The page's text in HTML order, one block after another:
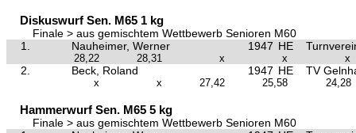
Diskuswurf Sen. M65 1 kg
Finale > aus gemischtem Wettbewerb Senioren M60
1.
Nauheimer, Werner 1947 HE
28,22 28,31 x x x
2. Beck, Roland 1947 HE TV
x x 27,42 25,58 24,28
Hammerwurf Sen. M65 5 kg
Finale > aus gemischtem Wettbewerb Senioren M60